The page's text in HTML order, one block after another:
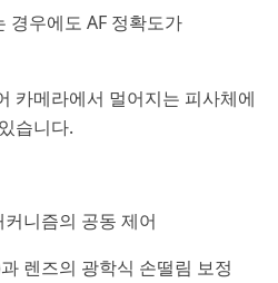
경우에도 AF 정확도가
카메라에서 멀어지는 피사체에
습니다.
니즘의 공동 제어
렌즈의 광학식 손떨림 보정